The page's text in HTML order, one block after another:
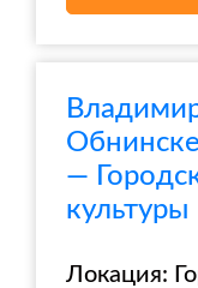
—
культуры
Локация: